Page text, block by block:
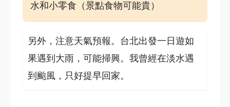
水和小零食（景點食物可能貴）
另外，注意天氣預報。台北出發一日遊如
果遇到大雨，可能掃興。我曾經在淡水遇
到颱風，只好提早回家。